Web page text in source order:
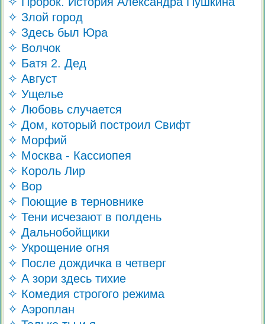
✧ Злой город
✧ Здесь был Юра
✧ Волчок
✧ Батя 2. Дед
✧ Август
✧ Ущелье
✧ Любовь случается
✧ Дом, который построил Свифт
✧ Морфий
✧ Москва - Кассиопея
✧ Король Лир
✧ Вор
✧ Поющие в терновнике
✧ Тени исчезают в полдень
✧ Дальнобойщики
✧ Укрощение огня
✧ После дождичка в четверг
✧ А зори здесь тихие
✧ Комедия строгого режима
✧ Аэроплан